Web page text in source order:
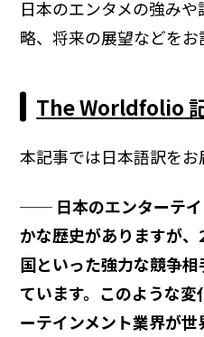
日本のエンタメの強み
略、将来の展望などをお
The Worldfolio 記
本記事では日本語訳をお
── 日本のエンターテイ
かな歴史がありますが
国といった強力な競争
ています。このような
ーテインメント業界が